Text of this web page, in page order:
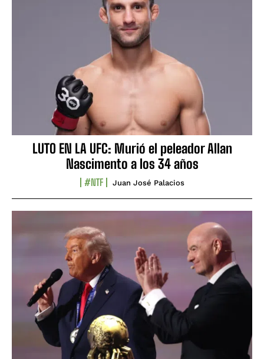
LUTO EN LA UFC: Murió el peleador Allan
Nascimento a los 34 años
#NTF Juan José Palacios